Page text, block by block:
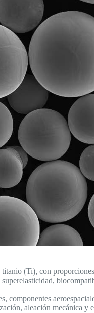
(Ti), con
componentes
aleación mecánica y